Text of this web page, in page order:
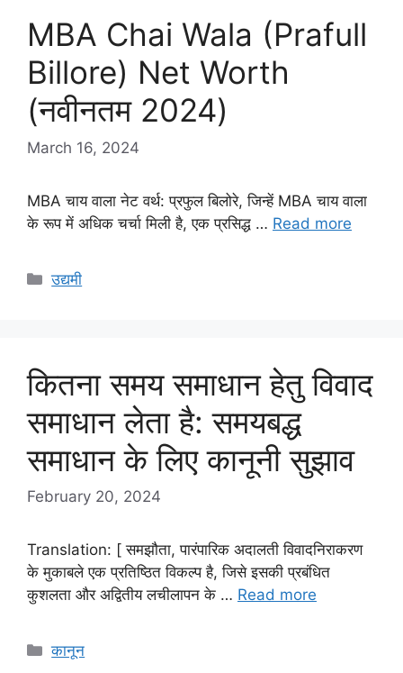
MBA Chai Wala (Prafull
Billore) Net Worth
(नवीनतम 2024)
March 16, 2024
MBA चाय वाला नेट वर्थ: प्रफुल बिलोरे, जिन्हें MBA चाय वाला
के रूप में अधिक चर्चा मिली है, एक प्रसिद्ध … Read more
Categories
उद्यमी
कितना समय समाधान हेतु विवाद
समाधान लेता है: समयबद्ध
समाधान के लिए कानूनी सुझाव
February 20, 2024
Translation: [ समझौता, पारंपारिक अदालती विवादनिराकरण
के मुकाबले एक प्रतिष्ठित विकल्प है, जिसे इसकी प्रबंधित
कुशलता और अद्वितीय लचीलापन के … Read more
Categories
कानून